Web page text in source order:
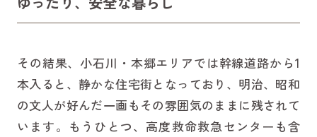
その結果、小石川・本郷エリアでは幹線道路から1
本入ると、静かな住宅街となっており、明治、昭和
の文人が好んだ一画もその雰囲気のままに残されて
います。もうひとつ、高度救命救急センターも含